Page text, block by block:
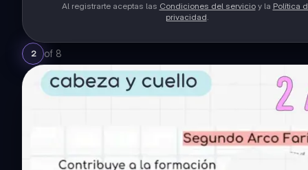
Al registrarte aceptas las Condiciones del servicioy la Política
privacidad.
2 of 8